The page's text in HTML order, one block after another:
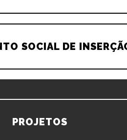
SOCIAL DE
PROJETOS